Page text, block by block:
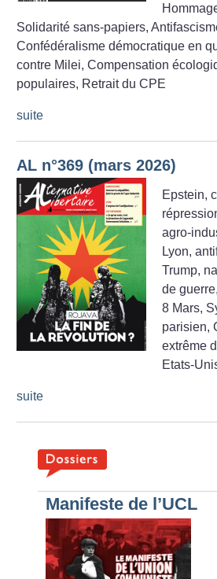
Solidarité sans-papiers,
Confédéralisme démocratique en
contre Milei, Compensation
populaires, Retrait du CPE
suite
AL n°369 (mars 2026)
Epstein,
agro-
Lyon,
Trump,
de
8 Mars,
parisien,
extrême
Etats-
suite
Manifeste de l’UCL